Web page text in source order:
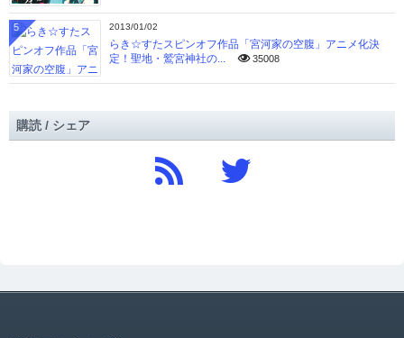
2013/01/02
らき☆すたスピンオフ作品「宮河家の空腹」アニメ化決
定！聖地・鷲宮神社の...
35008
5
購読 / シェア